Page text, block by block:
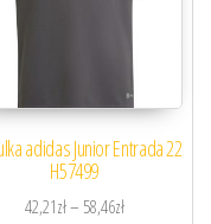
adidas Junior Entrada 22
H57499
42,21zł– 58,46złZakres cen: